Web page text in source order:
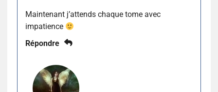
Maintenant j’attends chaque tome avec
impatience
Répondre